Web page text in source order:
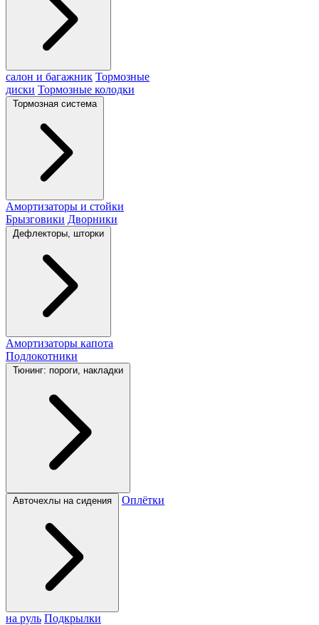
салон и багажник Тормозные
диски Тормозные колодки
Тормозная система
Амортизаторы и стойки
Брызговики Дворники
Дефлекторы, шторки
Амортизаторы капота
Подлокотники
Тюнинг: пороги, накладки
Авточехлы на сидения Оплётки
на руль Подкрылки